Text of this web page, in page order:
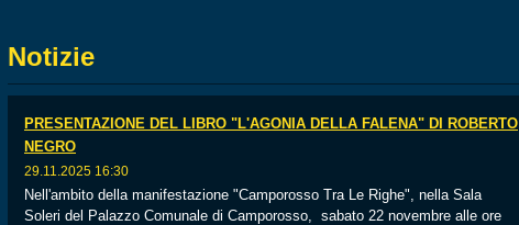
Notizie
PRESENTAZIONE DEL LIBRO "L'AGONIA DELLA FALENA" DI ROBERTO
NEGRO
29.11.2025 16:30
Nell'ambito della manifestazione "Camporosso Tra Le Righe", nella Sala
Soleri del Palazzo Comunale di Camporosso, sabato 22 novembre alle ore